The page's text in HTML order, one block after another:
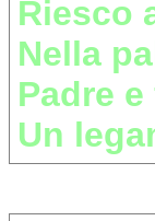
Riesco
Nella
Padre
Un